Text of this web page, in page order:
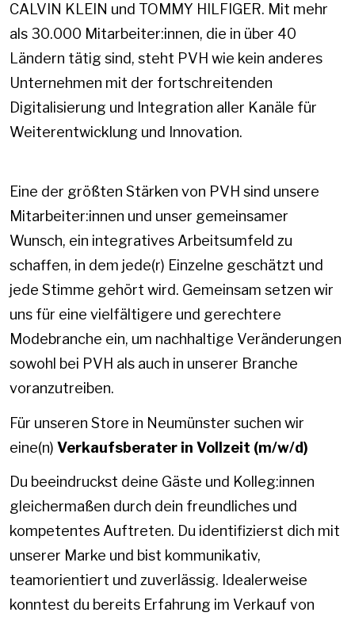
CALVIN KLEIN und TOMMY HILFIGER. Mit mehr
als 30.000 Mitarbeiter:innen, die in über 40
Ländern tätig sind, steht PVH wie kein anderes
Unternehmen mit der fortschreitenden
Digitalisierung und Integration aller Kanäle für
Weiterentwicklung und Innovation.
Eine der größten Stärken von PVH sind unsere
Mitarbeiter:innen und unser gemeinsamer
Wunsch, ein integratives Arbeitsumfeld zu
schaffen, in dem jede(r) Einzelne geschätzt und
jede Stimme gehört wird. Gemeinsam setzen wir
uns für eine vielfältigere und gerechtere
Modebranche ein, um nachhaltige Veränderungen
sowohl bei PVH als auch in unserer Branche
voranzutreiben.
Für unseren Store in Neumünster suchen wir
eine(n) Verkaufsberater in Vollzeit (m/w/d)
Du beeindruckst deine Gäste und Kolleg:innen
gleichermaßen durch dein freundliches und
kompetentes Auftreten. Du identifizierst dich mit
unserer Marke und bist kommunikativ,
teamorientiert und zuverlässig. Idealerweise
konntest du bereits Erfahrung im Verkauf von